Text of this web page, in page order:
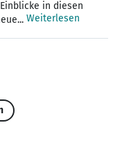
in diesen
Weiterlesen